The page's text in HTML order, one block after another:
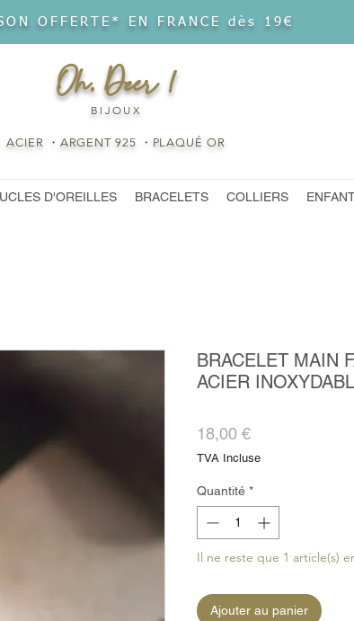
OFFERTE* EN FRANCE dès 19€
Oh, Deer !
BIJOUX
ACIER ・ARGENT 925 ・PLAQUÉ OR
D'OREILLES BRACELETS COLLIERS
BRACELET MAIN
ACIER
18,00 €Prix
TVA Incluse
Quantité *
Il ne reste que 1 article(s)
Ajouter au panier